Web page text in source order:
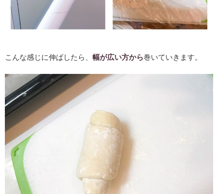
こんな感じに伸ばしたら、 幅が広い方から巻いていきます。